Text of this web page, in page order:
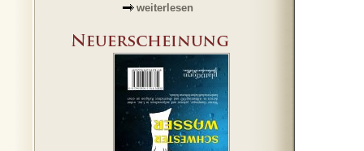
weiterlesen